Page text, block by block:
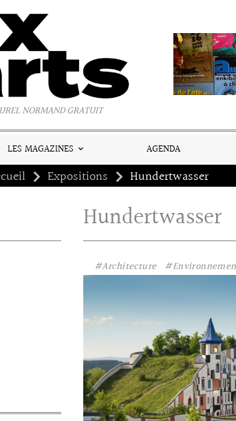
NORMAND GRATUIT
LES MAGAZINES AGENDA
Expositions Hundertwasser
Hundertwasser
#Architecture